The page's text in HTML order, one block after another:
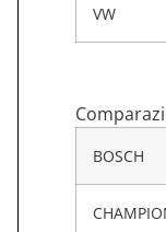
VW
BOSCH